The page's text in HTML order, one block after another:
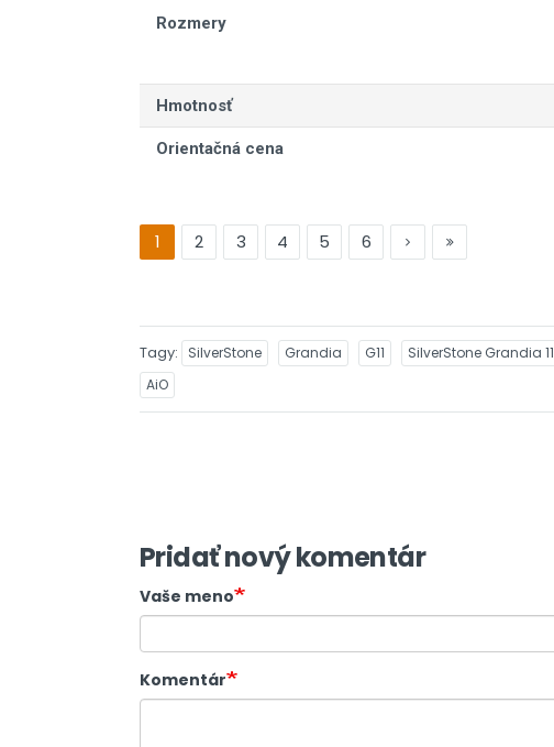
Rozmery
Hmotnosť
Orientačná cena
1 2 3 4 5 6
Tagy SilverStone Grandia G11 SilverStone Grandia 11
AiO
Pridať nový komentár
Vaše meno
Komentár